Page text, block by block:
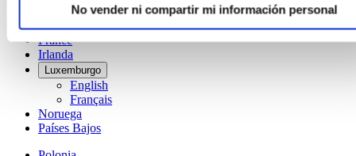
No vender ni compartir mi información personal
Finlandia
France
Irlanda
Luxemburgo
English
Français
Noruega
Países Bajos